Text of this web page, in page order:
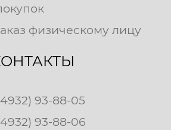
физическому лицу
93-88-05
93-88-06